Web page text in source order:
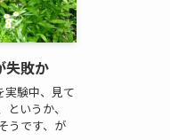
失敗か
実験中、見て
いうか、
うです、が